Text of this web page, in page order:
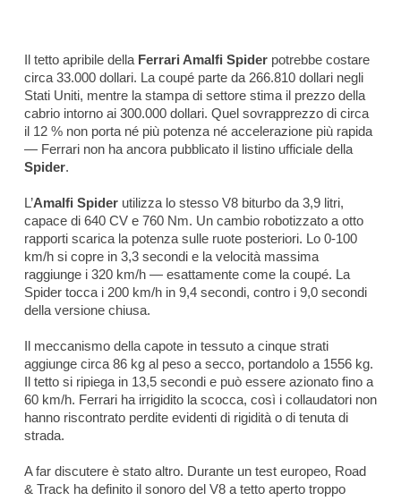
Il tetto apribile della Ferrari Amalfi Spider potrebbe costare
circa 33.000 dollari. La coupé parte da 266.810 dollari negli
Stati Uniti, mentre la stampa di settore stima il prezzo della
cabrio intorno ai 300.000 dollari. Quel sovrapprezzo di circa
il 12 % non porta né più potenza né accelerazione più rapida
— Ferrari non ha ancora pubblicato il listino ufficiale della
Spider.
L’Amalfi Spider utilizza lo stesso V8 biturbo da 3,9 litri,
capace di 640 CV e 760 Nm. Un cambio robotizzato a otto
rapporti scarica la potenza sulle ruote posteriori. Lo 0-100
km/h si copre in 3,3 secondi e la velocità massima
raggiunge i 320 km/h — esattamente come la coupé. La
Spider tocca i 200 km/h in 9,4 secondi, contro i 9,0 secondi
della versione chiusa.
Il meccanismo della capote in tessuto a cinque strati
aggiunge circa 86 kg al peso a secco, portandolo a 1556 kg.
Il tetto si ripiega in 13,5 secondi e può essere azionato fino a
60 km/h. Ferrari ha irrigidito la scocca, così i collaudatori non
hanno riscontrato perdite evidenti di rigidità o di tenuta di
strada.
A far discutere è stato altro. Durante un test europeo, Road
& Track ha definito il sonoro del V8 a tetto aperto troppo